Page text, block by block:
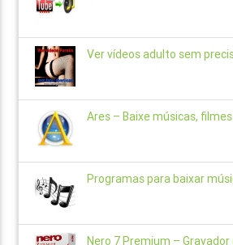
Ver vídeos adulto sem
Ares – Baixe músicas,
Programas para baixar
Nero 7 Premium – Gravador